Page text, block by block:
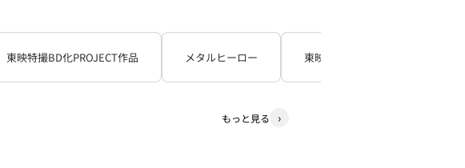
東映特撮BD化PROJECT作品 メタルヒーロー 東映TV特撮シリーズ
もっと見る